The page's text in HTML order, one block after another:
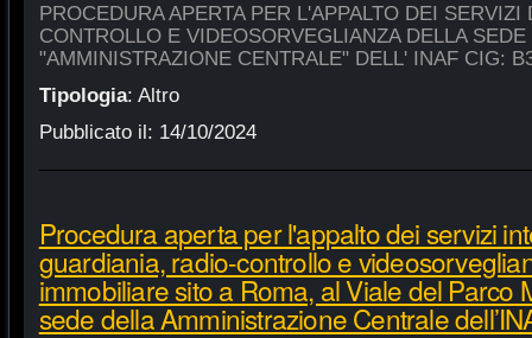
PROCEDURA APERTA PER L'APPALTO DEI
CONTROLLO E VIDEOSORVEGLIANZA DELLA SEDE
"AMMINISTRAZIONE CENTRALE" DELL' INAF CIG:
Tipologia: Altro
Pubblicato il: 14/10/2024
Procedura aperta per l'appalto dei servizi
guardiania, radio-controllo e
immobiliare sito a Roma, al Viale del Parco
sede della Amministrazione Centrale